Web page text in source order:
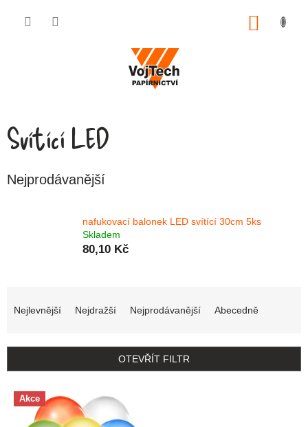
Svítící LED
Nejprodávanější
nafukovací balonek LED svítící 30cm 5ks
Skladem
80,10 Kč
Nejlevnější Nejdražší Nejprodávanější Abecedně
OTEVŘÍT FILTR
Výpis produktů
Akce